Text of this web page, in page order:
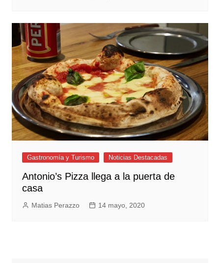
Gastronomía y Turismo Noticias Destacadas
Antonio’s Pizza llega a la puerta de
casa
Matias Perazzo 14 mayo, 2020